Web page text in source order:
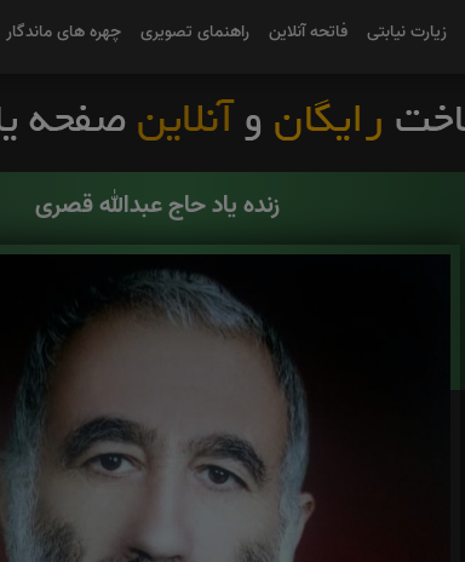
زیارت نیابتی فاتحه آنلاین راهنمای تصویری چهره های ماندگار
زنده یاد حاج عبدالله قصری